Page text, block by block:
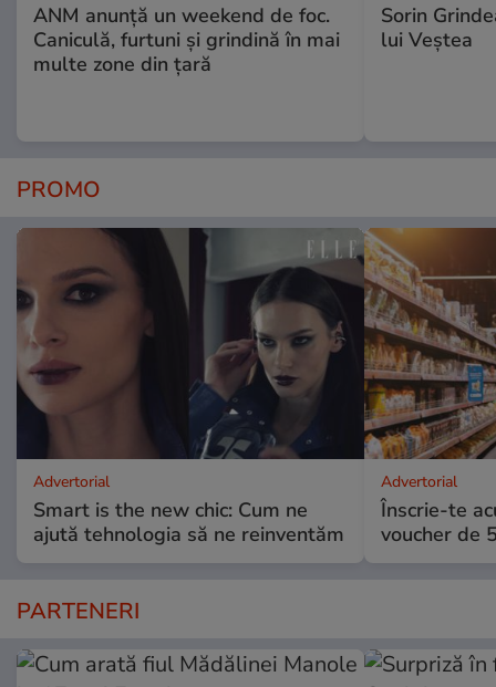
ANM anunță un weekend de foc.
Caniculă, furtuni și grindină în mai
multe zone din țară
Sorin
lui Veștea
PROMO
Advertorial
Smart is the new chic: Cum ne
ajută tehnologia să ne reinventăm
Advertorial
Înscrie-te
voucher de
PARTENERI